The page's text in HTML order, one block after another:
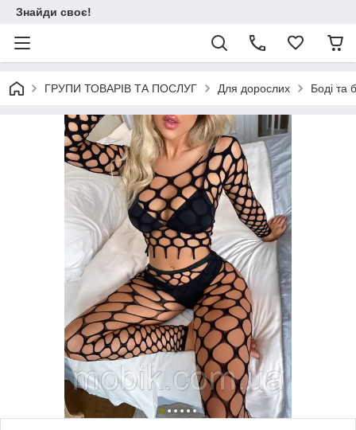
Знайди своє!
ГРУПИ ТОВАРІВ ТА ПОСЛУГ Для дорослих Боді та